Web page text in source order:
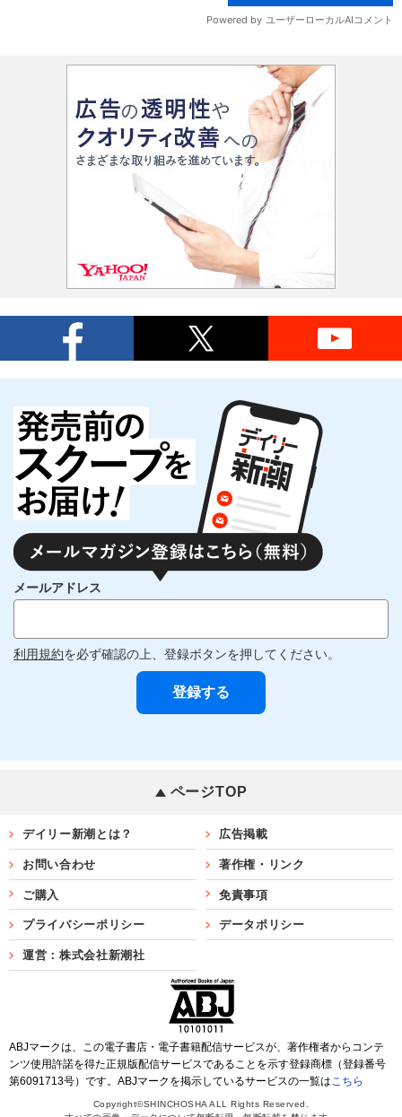
メールアドレス
利用規約を必ず確認の上、登録ボタンを押してください。
ページTOP
デイリー新潮とは？ 広告掲載
お問い合わせ 著作権・リンク
ご購入 免責事項
プライバシーポリシー データポリシー
運営：株式会社新潮社
ABJマークは、この電子書店・電子書籍配信サービスが、著作権者からコンテ
ンツ使用許諾を得た正規版配信サービスであることを示す登録商標（登録番号
第6091713号）です。ABJマークを掲示しているサービスの一覧はこちら
Copyright©SHINCHOSHA ALL Rights Reserved.